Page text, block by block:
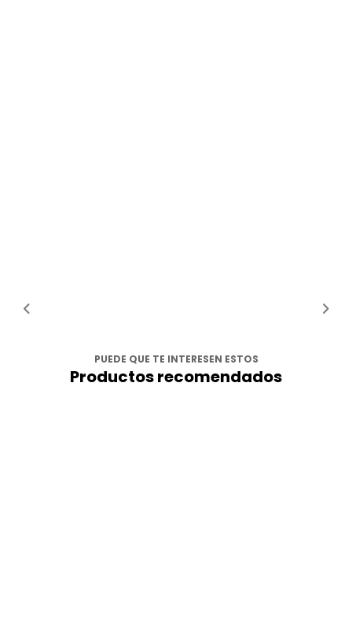
PUEDE QUE TE INTERESEN ESTOS
Productos recomendados